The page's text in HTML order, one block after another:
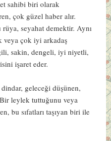
sahibi biri olarak
çok güzel haber alır.
seyahat demektir. Aynı
veya çok iyi arkadaş
sakin, dengeli, iyi niyetli,
işaret eder.
dindar, geleceği düşünen,
leylek tuttuğunu veya
bu sıfatları taşıyan biri ile